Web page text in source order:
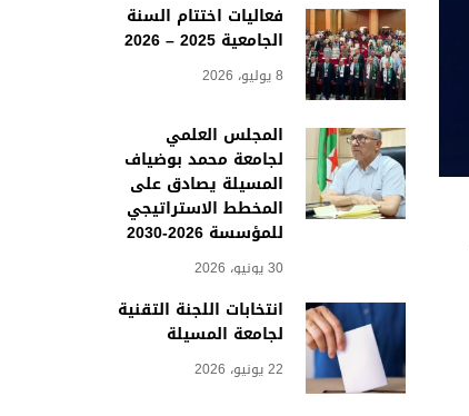
فعاليات اختتام السنة
الجامعية 2025 – 2026
8 يوليو، 2026
المجلس العلمي
لجامعة محمد بوضياف
المسيلة يصادق على
المخطط الاستراتيجي
للمؤسسة 2026-2030
30 يونيو، 2026
انتخابات اللجنة التقنية
لجامعة المسيلة
22 يونيو، 2026